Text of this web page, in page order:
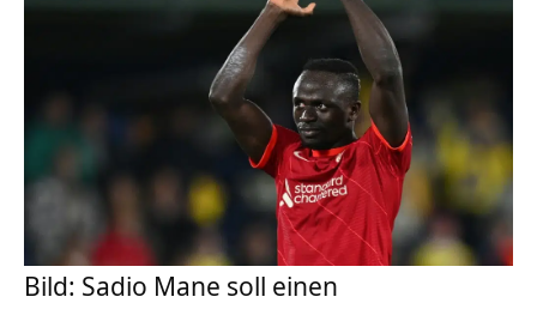
Bild: Sadio Mane soll einen